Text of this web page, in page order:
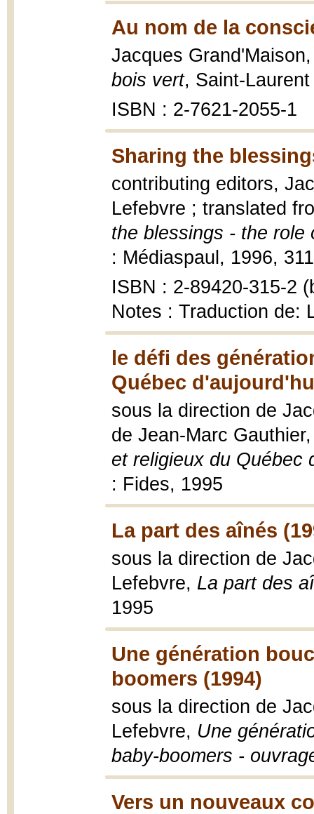
Au nom de la
Jacques
bois vert, Saint-
ISBN : 2-7621-2055-1
Sharing the
contributing editors,
Lefebvre ; translated
the blessings - the
: Médiaspaul, 1996,
ISBN : 2-89420-315-2
Notes : Traduction de:
le défi des
Québec
sous la direction de
de Jean-Marc
et religieux du Québec
: Fides, 1995
La part des aînés
sous la direction de
Lefebvre, La part des
1995
Une génération
boomers (1994)
sous la direction de
Lefebvre, Une
baby-boomers -
Vers un nouveaux